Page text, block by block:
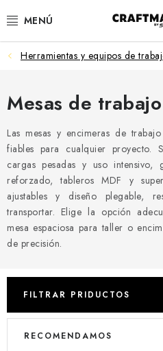
to
MESAS DE TRABAJO
CABALLETES DE TRABAJO
SOPORTES PARA RODILLOS
ORDEN DEL TALLER
SARGENTOS DE CARPINTERÍA
ACCESORIOS
Contacto Envío
Devolución
Términos y condiciones
Política
Herramientas y equipos de
Mesas de trabajo
Las mesas y encimeras de
fiables para cualquier proyecto.
cargas pesadas y uso
reforzado, tableros MDF y
ajustables y diseño plegable,
transportar. Elige la opción
mesa espaciosa para taller o
de precisión.
FILTRAR PRIDUCTOS
L
P
RECOMENDAMOS